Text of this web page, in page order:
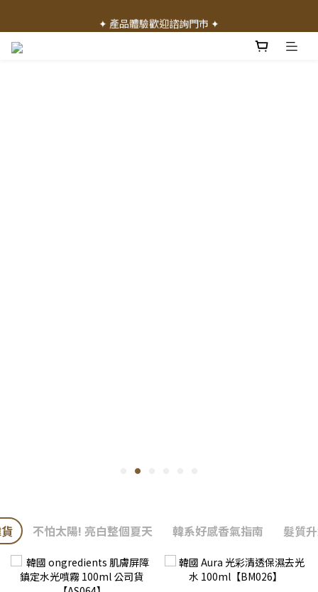
✦ 加入會員就送 50 元購物禮金 ✦
✦ 產品體驗歡迎諮詢門市 ✦
不怕太陽! 亮白整個夏天 韓系好感香氣指南 髮質